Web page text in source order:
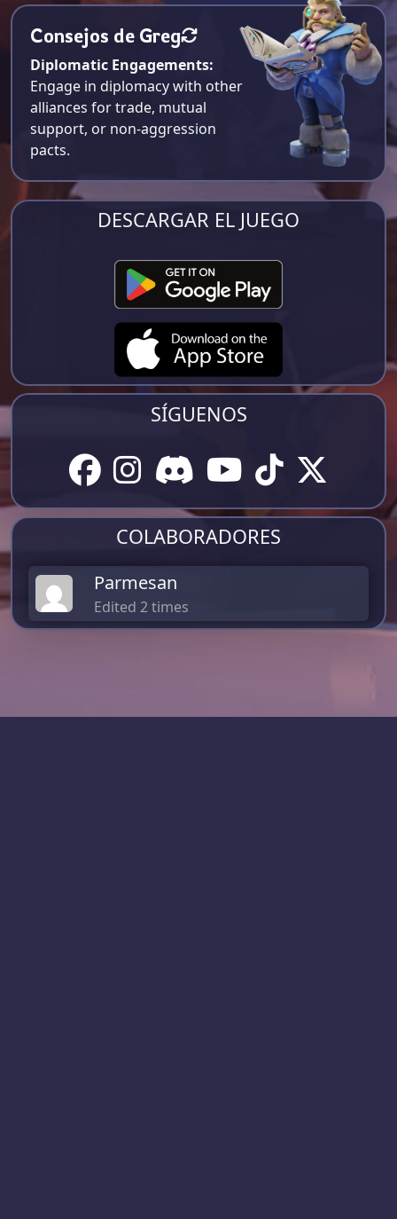
Consejos de Greg
Diplomatic Engagements:
Engage in diplomacy with other
alliances for trade, mutual
support, or non-aggression
pacts.
DESCARGAR EL JUEGO
SÍGUENOS
COLABORADORES
Parmesan
Edited 2 times